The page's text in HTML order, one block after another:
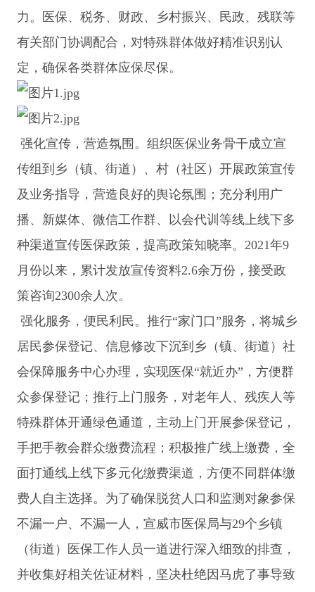
力。医保、税务、财政、乡村振兴、民政、残联等
有关部门协调配合，对特殊群体做好精准识别认
定，确保各类群体应保尽保。
强化宣传，营造氛围。组织医保业务骨干成立宣
传组到乡（镇、街道）、村（社区）开展政策宣传
及业务指导，营造良好的舆论氛围；充分利用广
播、新媒体、微信工作群、以会代训等线上线下多
种渠道宣传医保政策，提高政策知晓率。2021年9
月份以来，累计发放宣传资料2.6余万份，接受政
策咨询2300余人次。
强化服务，便民利民。推行“家门口”服务，将城乡
居民参保登记、信息修改下沉到乡（镇、街道）社
会保障服务中心办理，实现医保“就近办”，方便群
众参保登记；推行上门服务，对老年人、残疾人等
特殊群体开通绿色通道，主动上门开展参保登记，
手把手教会群众缴费流程；积极推广线上缴费，全
面打通线上线下多元化缴费渠道，方便不同群体缴
费人自主选择。为了确保脱贫人口和监测对象参保
不漏一户、不漏一人，宣威市医保局与29个乡镇
（街道）医保工作人员一道进行深入细致的排查，
并收集好相关佐证材料，坚决杜绝因马虎了事导致